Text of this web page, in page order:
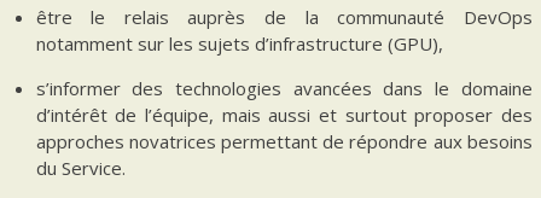
être le relais auprès de la communauté DevOps
notamment sur les sujets d’infrastructure (GPU),
s’informer des technologies avancées dans le domaine
d’intérêt de l’équipe, mais aussi et surtout proposer des
approches novatrices permettant de répondre aux besoins
du Service.